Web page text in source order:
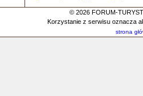
© 2026 FORUM-
Korzystanie z serwisu oznacza
strona